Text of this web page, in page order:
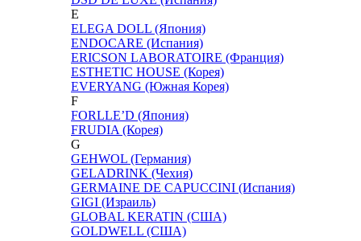
E
ELEGA DOLL (Япония)
ENDOCARE (Испания)
ERICSON LABORATOIRE (Франция)
ESTHETIC HOUSE (Корея)
EVERYANG (Южная Корея)
F
FORLLE’D (Япония)
FRUDIA (Корея)
G
GEHWOL (Германия)
GELADRINK (Чехия)
GERMAINE DE CAPUCCINI (Испания)
GIGI (Израиль)
GLOBAL KERATIN (США)
GOLDWELL (США)